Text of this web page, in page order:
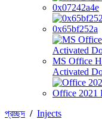
0x07242a4e
0x65bf252a
MS Office
Activated
Office 2021
প্রচ্ছদ / Injects